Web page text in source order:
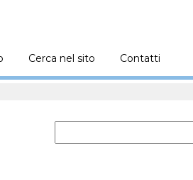
Cerca nel sito Contatti